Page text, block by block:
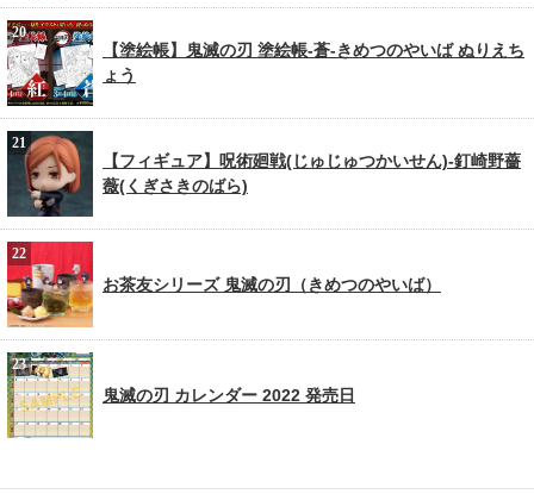
【塗絵帳】鬼滅の刃 塗絵帳-蒼-きめつのやいば ぬりえち
ょう
【フィギュア】呪術廻戦(じゅじゅつかいせん)-釘崎野薔
薇(くぎさきのばら)
お茶友シリーズ 鬼滅の刃（きめつのやいば）
鬼滅の刃 カレンダー 2022 発売日